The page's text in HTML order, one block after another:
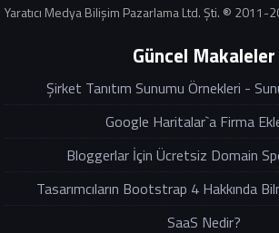
Yaratıcı Medya Bilişim Pazarlama Ltd. Şti. ® 2011-
Güncel Makaleler
Şirket Tanıtım Sunumu Örnekleri -
Google Haritalar`a Firma
Bloggerlar İçin Ücretsiz Domain
Tasarımcıların Bootstrap 4 Hakkında
SaaS Nedir?